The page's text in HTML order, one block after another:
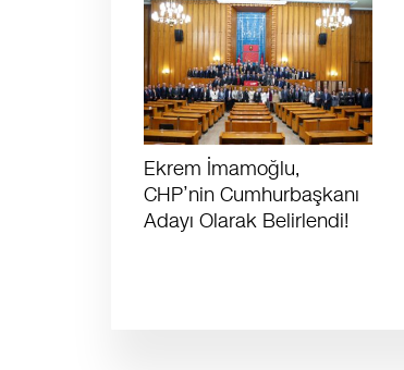
Ekrem İmamoğlu,
CHP’nin Cumhurbaşkanı
Adayı Olarak Belirlendi!